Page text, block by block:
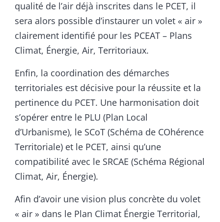
qualité de l’air déjà inscrites dans le PCET, il
sera alors possible d’instaurer un volet « air »
clairement identifié pour les PCEAT – Plans
Climat, Énergie, Air, Territoriaux.
Enfin, la coordination des démarches
territoriales est décisive pour la réussite et la
pertinence du PCET. Une harmonisation doit
s’opérer entre le PLU (Plan Local
d’Urbanisme), le SCoT (Schéma de COhérence
Territoriale) et le PCET, ainsi qu’une
compatibilité avec le SRCAE (Schéma Régional
Climat, Air, Énergie).
Afin d’avoir une vision plus concrète du volet
« air » dans le Plan Climat Énergie Territorial,